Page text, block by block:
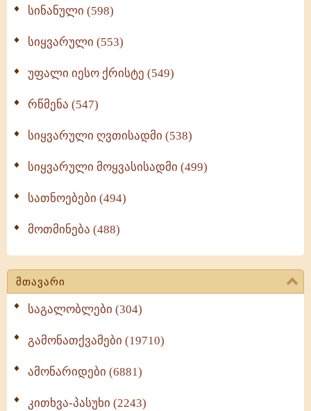
სინანული (598)
სიყვარული (553)
უფალი იესო ქრისტე (549)
რწმენა (547)
სიყვარული ღვთისადმი (538)
სიყვარული მოყვასისადმი (499)
სათნოებები (494)
მოთმინება (488)
მთავარი
საგალობლები (304)
გამონათქვამები (19710)
ამონარიდები (6881)
კითხვა-პასუხი (2243)